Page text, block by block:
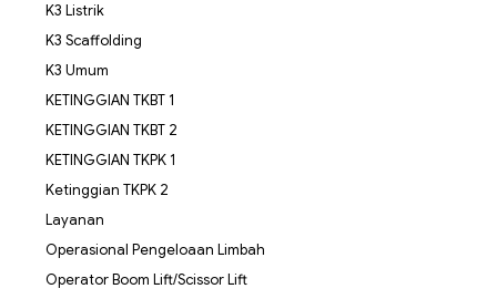
K3 Listrik
K3 Scaffolding
K3 Umum
KETINGGIAN TKBT 1
KETINGGIAN TKBT 2
KETINGGIAN TKPK 1
Ketinggian TKPK 2
Layanan
Operasional Pengeloaan Limbah
Operator Boom Lift/Scissor Lift